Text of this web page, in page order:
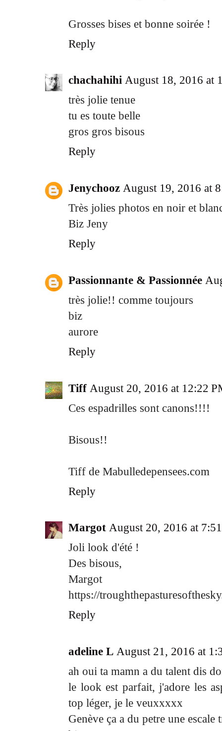
Grosses bises et bonne soirée !
Reply
chachahihi August 18, 2016 at
très jolie tenue
tu es toute belle
gros gros bisous
Reply
Jenychooz August 19, 2016 at
Très jolies photos en noir et
Biz Jeny
Reply
Passionnante & Passionnée
très jolie!! comme toujours
biz
aurore
Reply
Tiff August 20, 2016 at 12:22
Ces espadrilles sont canons!!!!
Bisous!!
Tiff de Mabulledepensees.com
Reply
Margot August 20, 2016 at
Joli look d'été !
Des bisous,
Margot
https://
Reply
adeline L August 21, 2016 at
ah oui ta mamn a du talent dis
le look est parfait, j'adore les
top léger, je le veuxxxxx
Genève ça a du petre une escale